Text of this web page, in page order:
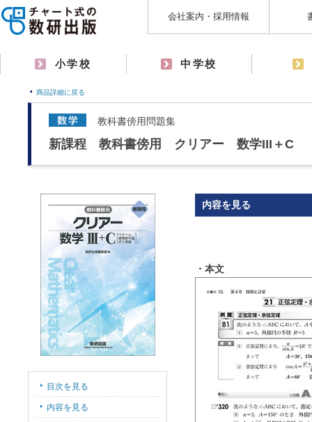
会社案内・採用情報
小学校 中学校
商品詳細に戻る
教科書傍用問題集
新課程 教科書傍用 クリアー 数学III＋C 〔
内容を見る
・本文
目次を見る
内容を見る